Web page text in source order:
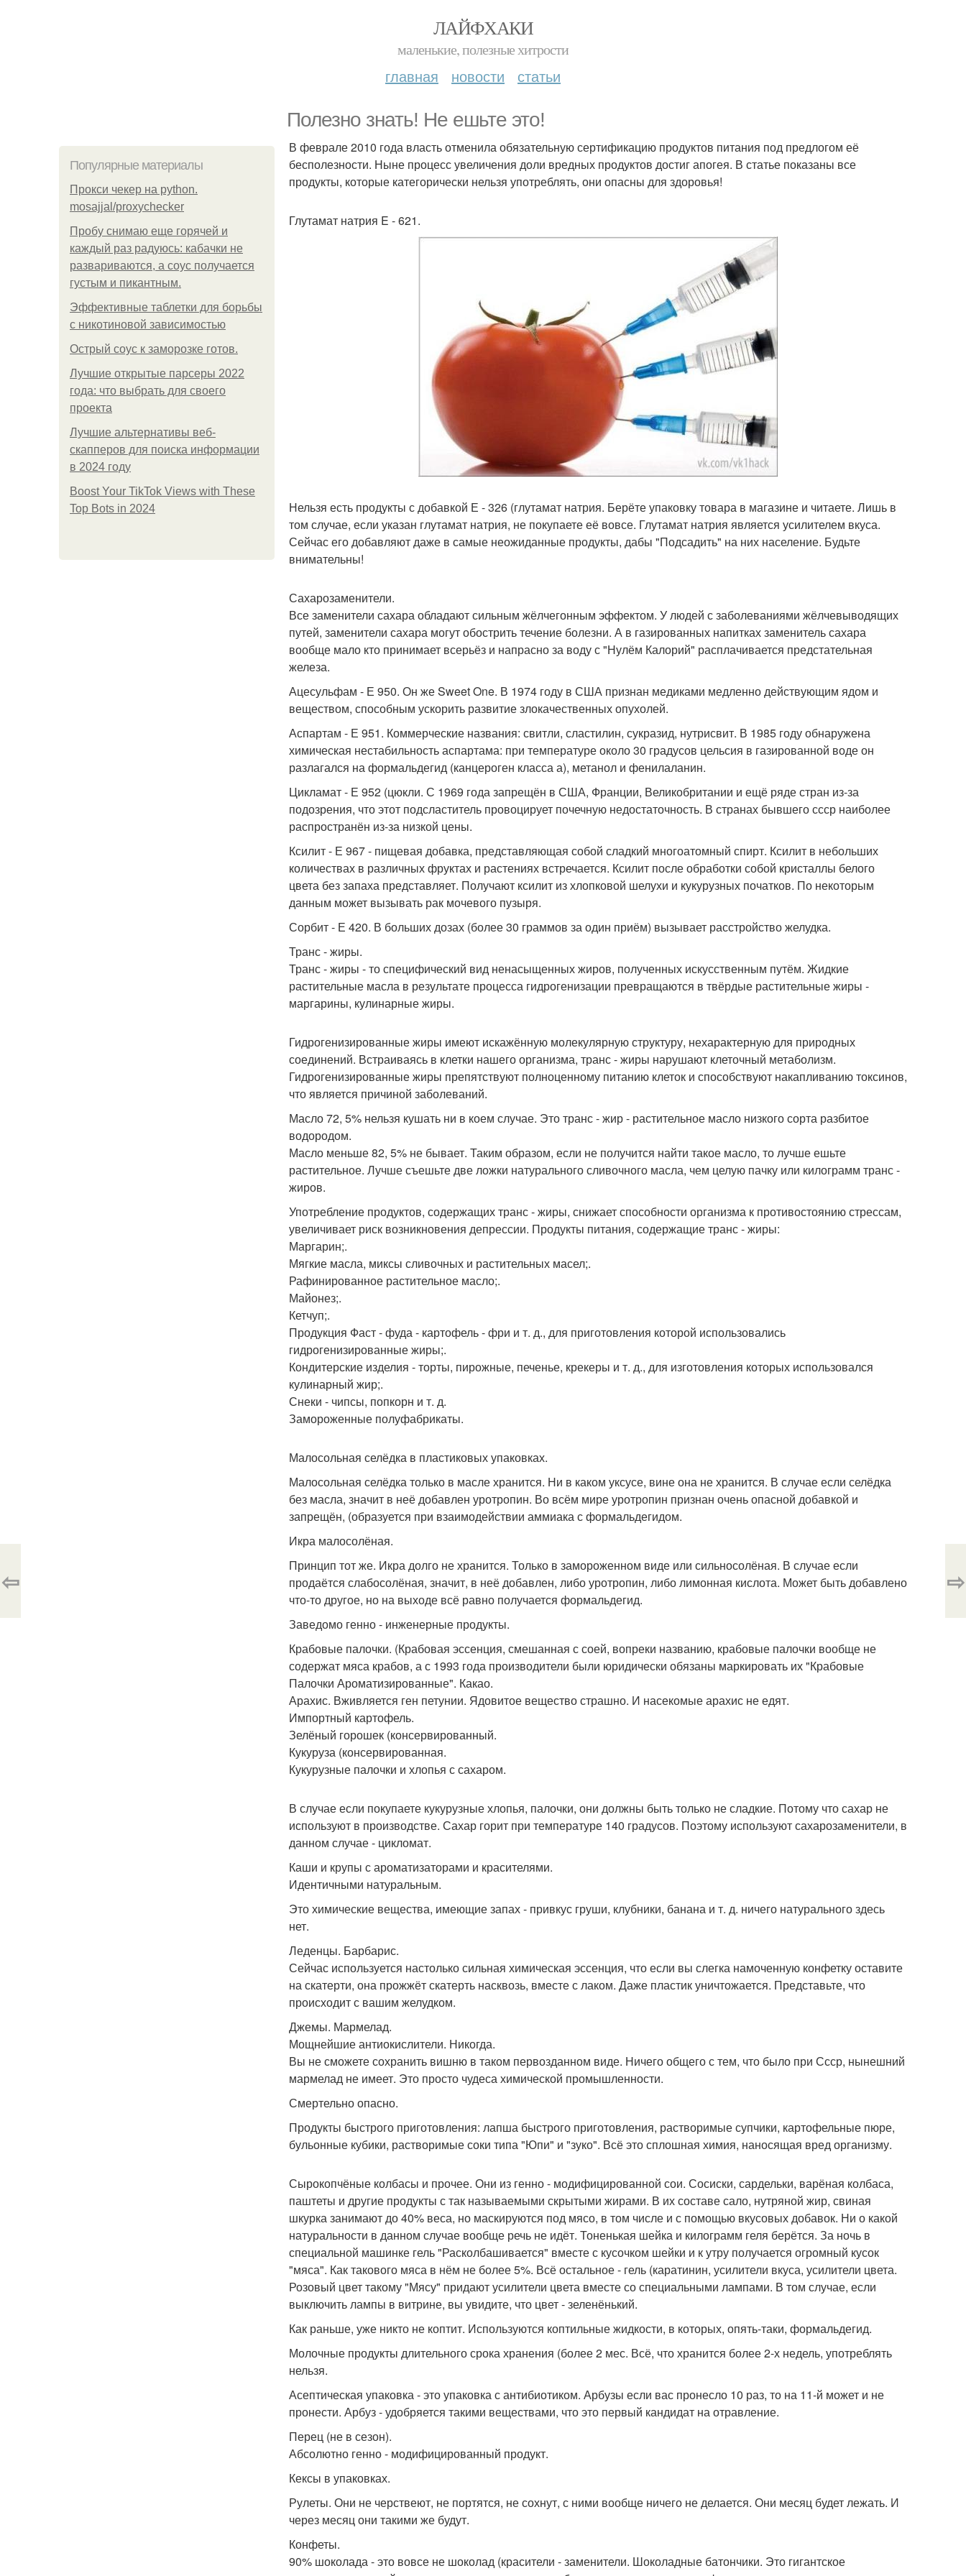
ЛАЙФХАКИ
маленькие, полезные хитрости
главная новости статьи
Полезно знать! Не ешьте это!
Популярные материалы
Прокси чекер на python.
mosajjal/proxychecker
Пробу снимаю еще горячей и
каждый раз радуюсь: кабачки не
развариваются, а соус получается
густым и пикантным.
Эффективные таблетки для борьбы
с никотиновой зависимостью
Острый соус к заморозке готов.
Лучшие открытые парсеры 2022
года: что выбрать для своего
проекта
Лучшие альтернативы веб-
скапперов для поиска информации
в 2024 году
Boost Your TikTok Views with These
Top Bots in 2024
В феврале 2010 года власть отменила обязательную сертификацию продуктов питания под предлогом её
бесполезности. Ныне процесс увеличения доли вредных продуктов достиг апогея. В статье показаны все
продукты, которые категорически нельзя употреблять, они опасны для здоровья!
Глутамат натрия E - 621.
Нельзя есть продукты с добавкой Е - 326 (глутамат натрия. Берёте упаковку товара в магазине и читаете. Лишь в
том случае, если указан глутамат натрия, не покупаете её вовсе. Глутамат натрия является усилителем вкуса.
Сейчас его добавляют даже в самые неожиданные продукты, дабы "Подсадить" на них население. Будьте
внимательны!
Сахарозаменители.
Все заменители сахара обладают сильным жёлчегонным эффектом. У людей с заболеваниями жёлчевыводящих
путей, заменители сахара могут обострить течение болезни. А в газированных напитках заменитель сахара
вообще мало кто принимает всерьёз и напрасно за воду с "Нулём Калорий" расплачивается предстательная
железа.
Ацесульфам - Е 950. Он же Sweet One. В 1974 году в США признан медиками медленно действующим ядом и
веществом, способным ускорить развитие злокачественных опухолей.
Аспартам - Е 951. Коммерческие названия: свитли, сластилин, сукразид, нутрисвит. В 1985 году обнаружена
химическая нестабильность аспартама: при температуре около 30 градусов цельсия в газированной воде он
разлагался на формальдегид (канцероген класса а), метанол и фенилаланин.
Цикламат - Е 952 (цюкли. С 1969 года запрещён в США, Франции, Великобритании и ещё ряде стран из-за
подозрения, что этот подсластитель провоцирует почечную недостаточность. В странах бывшего ссср наиболее
распространён из-за низкой цены.
Ксилит - Е 967 - пищевая добавка, представляющая собой сладкий многоатомный спирт. Ксилит в небольших
количествах в различных фруктах и растениях встречается. Ксилит после обработки собой кристаллы белого
цвета без запаха представляет. Получают ксилит из хлопковой шелухи и кукурузных початков. По некоторым
данным может вызывать рак мочевого пузыря.
Сорбит - Е 420. В больших дозах (более 30 граммов за один приём) вызывает расстройство желудка.
Транс - жиры.
Транс - жиры - то специфический вид ненасыщенных жиров, полученных искусственным путём. Жидкие
растительные масла в результате процесса гидрогенизации превращаются в твёрдые растительные жиры -
маргарины, кулинарные жиры.
Гидрогенизированные жиры имеют искажённую молекулярную структуру, нехарактерную для природных
соединений. Встраиваясь в клетки нашего организма, транс - жиры нарушают клеточный метаболизм.
Гидрогенизированные жиры препятствуют полноценному питанию клеток и способствуют накапливанию токсинов,
что является причиной заболеваний.
Масло 72, 5% нельзя кушать ни в коем случае. Это транс - жир - растительное масло низкого сорта разбитое
водородом.
Масло меньше 82, 5% не бывает. Таким образом, если не получится найти такое масло, то лучше ешьте
растительное. Лучше съешьте две ложки натурального сливочного масла, чем целую пачку или килограмм транс -
жиров.
Употребление продуктов, содержащих транс - жиры, снижает способности организма к противостоянию стрессам,
увеличивает риск возникновения депрессии. Продукты питания, содержащие транс - жиры:
Маргарин;.
Мягкие масла, миксы сливочных и растительных масел;.
Рафинированное растительное масло;.
Майонез;.
Кетчуп;.
Продукция Фаст - фуда - картофель - фри и т. д., для приготовления которой использовались
гидрогенизированные жиры;.
Кондитерские изделия - торты, пирожные, печенье, крекеры и т. д., для изготовления которых использовался
кулинарный жир;.
Снеки - чипсы, попкорн и т. д.
Замороженные полуфабрикаты.
Малосольная селёдка в пластиковых упаковках.
Малосольная селёдка только в масле хранится. Ни в каком уксусе, вине она не хранится. В случае если селёдка
без масла, значит в неё добавлен уротропин. Во всём мире уротропин признан очень опасной добавкой и
запрещён, (образуется при взаимодействии аммиака с формальдегидом.
Икра малосолёная.
Принцип тот же. Икра долго не хранится. Только в замороженном виде или сильносолёная. В случае если
продаётся слабосолёная, значит, в неё добавлен, либо уротропин, либо лимонная кислота. Может быть добавлено
что-то другое, но на выходе всё равно получается формальдегид.
Заведомо генно - инженерные продукты.
Крабовые палочки. (Крабовая эссенция, смешанная с соей, вопреки названию, крабовые палочки вообще не
содержат мяса крабов, а с 1993 года производители были юридически обязаны маркировать их "Крабовые
Палочки Ароматизированные". Какао.
Арахис. Вживляется ген петунии. Ядовитое вещество страшно. И насекомые арахис не едят.
Импортный картофель.
Зелёный горошек (консервированный.
Кукуруза (консервированная.
Кукурузные палочки и хлопья с сахаром.
В случае если покупаете кукурузные хлопья, палочки, они должны быть только не сладкие. Потому что сахар не
используют в производстве. Сахар горит при температуре 140 градусов. Поэтому используют сахарозаменители, в
данном случае - цикломат.
Каши и крупы с ароматизаторами и красителями.
Идентичными натуральным.
Это химические вещества, имеющие запах - привкус груши, клубники, банана и т. д. ничего натурального здесь
нет.
Леденцы. Барбарис.
Сейчас используется настолько сильная химическая эссенция, что если вы слегка намоченную конфетку оставите
на скатерти, она прожжёт скатерть насквозь, вместе с лаком. Даже пластик уничтожается. Представьте, что
происходит с вашим желудком.
Джемы. Мармелад.
Мощнейшие антиокислители. Никогда.
Вы не сможете сохранить вишню в таком первозданном виде. Ничего общего с тем, что было при Ссср, нынешний
мармелад не имеет. Это просто чудеса химической промышленности.
Смертельно опасно.
Продукты быстрого приготовления: лапша быстрого приготовления, растворимые супчики, картофельные пюре,
бульонные кубики, растворимые соки типа "Юпи" и "зуко". Всё это сплошная химия, наносящая вред организму.
Сырокопчёные колбасы и прочее. Они из генно - модифицированной сои. Сосиски, сардельки, варёная колбаса,
паштеты и другие продукты с так называемыми скрытыми жирами. В их составе сало, нутряной жир, свиная
шкурка занимают до 40% веса, но маскируются под мясо, в том числе и с помощью вкусовых добавок. Ни о какой
натуральности в данном случае вообще речь не идёт. Тоненькая шейка и килограмм геля берётся. За ночь в
специальной машинке гель "Расколбашивается" вместе с кусочком шейки и к утру получается огромный кусок
"мяса". Как такового мяса в нём не более 5%. Всё остальное - гель (каратинин, усилители вкуса, усилители цвета.
Розовый цвет такому "Мясу" придают усилители цвета вместе со специальными лампами. В том случае, если
выключить лампы в витрине, вы увидите, что цвет - зеленёнький.
Как раньше, уже никто не коптит. Используются коптильные жидкости, в которых, опять-таки, формальдегид.
Молочные продукты длительного срока хранения (более 2 мес. Всё, что хранится более 2-х недель, употреблять
нельзя.
Асептическая упаковка - это упаковка с антибиотиком. Арбузы если вас пронесло 10 раз, то на 11-й может и не
пронести. Арбуз - удобряется такими веществами, что это первый кандидат на отравление.
Перец (не в сезон).
Абсолютно генно - модифицированный продукт.
Кексы в упаковках.
Рулеты. Они не черствеют, не портятся, не сохнут, с ними вообще ничего не делается. Они месяц будет лежать. И
через месяц они такими же будут.
Конфеты.
90% шоколада - это вовсе не шоколад (красители - заменители. Шоколадные батончики. Это гигантское
⇦ ⇨